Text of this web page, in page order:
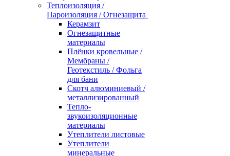
Теплоизоляция /
Пароизоляция / Огнезащита
Керамзит
Огнезащитные
материалы
Плёнки кровельные /
Мембраны /
Геотекстиль / Фольга
для бани
Скотч алюминиевый /
металлизированный
Тепло-
звукоизоляционные
материалы
Утеплители листовые
Утеплители
минеральные